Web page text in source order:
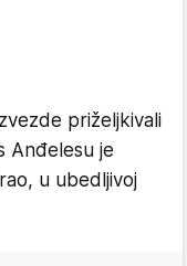
priželjkivali
Anđelesu je
u ubedljivoj